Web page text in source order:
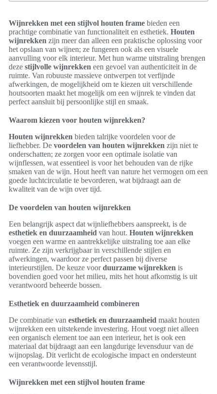
Wijnrekken met een stijlvol houten frame bieden een
prachtige combinatie van functionaliteit en esthetiek. Houten
wijnrekken zijn meer dan alleen een praktische oplossing voor
het opslaan van wijnen; ze fungeren ook als een visuele
aanvulling voor elk interieur. Met hun warme uitstraling brengen
deze stijlvolle wijnrekken een gevoel van authenticiteit in de
ruimte. Van robuuste massieve ontwerpen tot verfijnde
afwerkingen, de mogelijkheid om te kiezen uit verschillende
houtsoorten maakt het mogelijk om een wijnrek te vinden dat
perfect aansluit bij persoonlijke stijl en smaak.
Waarom kiezen voor houten wijnrekken?
Houten wijnrekken bieden talrijke voordelen voor de
liefhebber. De voordelen van houten wijnrekken zijn niet te
onderschatten; ze zorgen voor een optimale isolatie van
wijnflessen, wat essentieel is voor het behouden van de rijke
smaken van de wijn. Hout heeft van nature het vermogen om een
goede luchtcirculatie te bevorderen, wat bijdraagt aan de
kwaliteit van de wijn over tijd.
De voordelen van houten wijnrekken
Een belangrijk aspect dat wijnliefhebbers aanspreekt, is de
esthetiek en duurzaamheid van hout. Houten wijnrekken
voegen een warme en aantrekkelijke uitstraling toe aan elke
ruimte. Ze zijn verkrijgbaar in verschillende stijlen en
afwerkingen, waardoor ze perfect passen bij diverse
interieurstijlen. De keuze voorduurzame wijnrekken is
bovendien goed voor het milieu, mits het hout afkomstig is uit
verantwoord beheerde bossen.
Esthetiek en duurzaamheid combineren
De combinatie van esthetiek en duurzaamheid maakt houten
wijnrekken een uitstekende investering. Hout voegt niet alleen
een organisch element toe aan een interieur, het is ook een
materiaal dat bijdraagt aan een langdurige levensduur van de
wijnopslag. Dit verlicht de ecologische impact en ondersteunt
een verantwoorde levensstijl.
Wijnrekken met een stijlvol houten frame